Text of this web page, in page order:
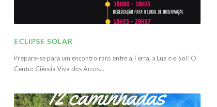
ECLIPSE SOLAR
Prepare-se para um encontro raro entre a Terra, a Lua e o Sol! O
Centro Ciência Viva dos Arcos...